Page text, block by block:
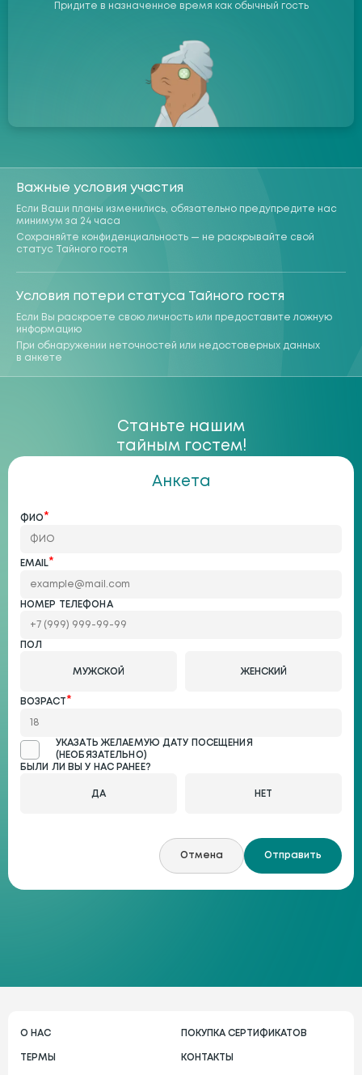
Придите в назначенное время как обычный гость
Важные условия участия
Если Ваши планы изменились, обязательно предупредите нас
минимум за 24 часа
Сохраняйте конфиденциальность — не раскрывайте свой
статус Тайного гостя
Условия потери статуса Тайного гостя
Если Вы раскроете свою личность или предоставите ложную
информацию
При обнаружении неточностей или недостоверных данных
в анкете
Станьте нашим
тайным гостем!
Анкета
ФИО*
EMAIL*
НОМЕР ТЕЛЕФОНА
ПОЛ
МУЖСКОЙ ЖЕНСКИЙ
ВОЗРАСТ*
УКАЗАТЬ ЖЕЛАЕМУЮ ДАТУ ПОСЕЩЕНИЯ
(НЕОБЯЗАТЕЛЬНО)
БЫЛИ ЛИ ВЫ У НАС РАНЕЕ?
ДА НЕТ
Отмена Отправить
О НАС
ТЕРМЫ
ПОКУПКА СЕРТИФИКАТОВ
КОНТАКТЫ